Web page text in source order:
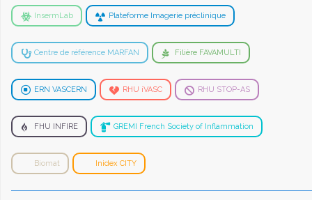
InsermLab Plateforme Imagerie préclinique
Centre de référence MARFAN Filière FAVAMULTI
ERN VASCERN RHU iVASC RHU STOP-AS
FHU INFIRE GREMI French Society of Inflammation
Biomat Inidex CITY